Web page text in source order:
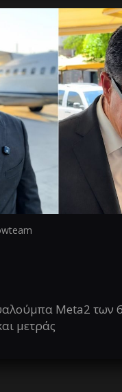
Meta2 των
μετράς